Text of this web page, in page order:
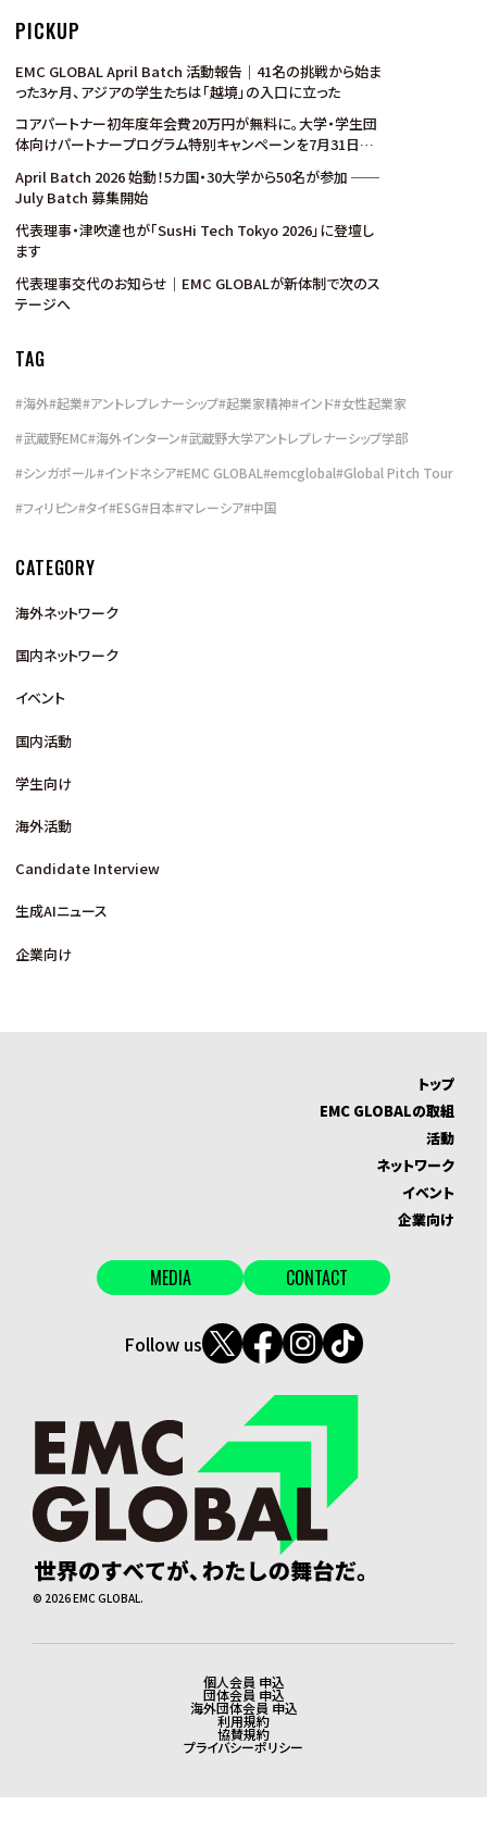
PICKUP
EMC GLOBAL April Batch 活動報告｜41名の挑戦から始ま
った3ヶ月、アジアの学生たちは「越境」の入口に立った
コアパートナー初年度年会費20万円が無料に。大学・学生団
体向けパートナープログラム特別キャンペーンを7月31日ま
April Batch 2026 始動！5カ国・30大学から50名が参加 ──
July Batch 募集開始
代表理事・津吹達也が「SusHi Tech Tokyo 2026」に登壇し
ます
代表理事交代のお知らせ｜EMC GLOBALが新体制で次のス
テージへ
TAG
#海外#起業#アントレプレナーシップ#起業家精神#インド#女性起業家
#武蔵野EMC#海外インターン#武蔵野大学アントレプレナーシップ学部
#シンガポール#インドネシア#EMC GLOBAL#emcglobal#Global Pitch Tour
#フィリピン#タイ#ESG#日本#マレーシア#中国
CATEGORY
海外ネットワーク
国内ネットワーク
イベント
国内活動
学生向け
海外活動
Candidate Interview
生成AIニュース
企業向け
© 2026EMC GLOBAL.
トップ
EMC GLOBALの取組
活動
ネットワーク
イベント
企業向け
MEDIA CONTACT
Follow us
個人会員 申込
団体会員 申込
海外団体会員 申込
利用規約
協賛規約
プライバシーポリシー